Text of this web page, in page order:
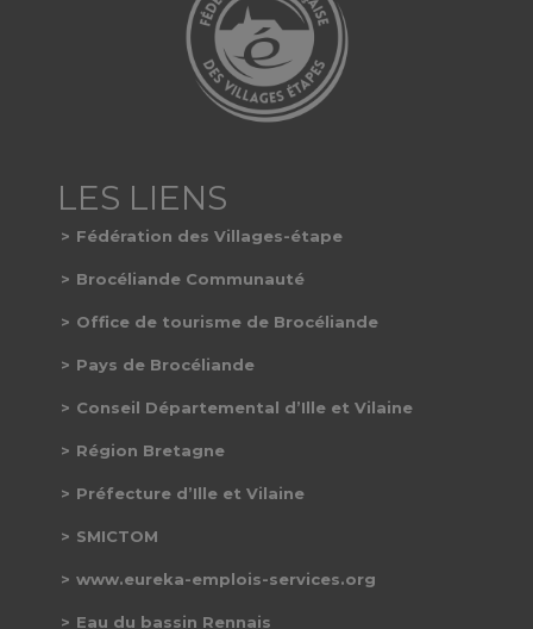
Fédération des Villages-étape
Brocéliande Communauté
Office de tourisme de Brocéliande
Pays de Brocéliande
Conseil Départemental d’Ille et Vilaine
Région Bretagne
Préfecture d’Ille et Vilaine
SMICTOM
www.eureka-emplois-services.org
Eau du bassin Rennais